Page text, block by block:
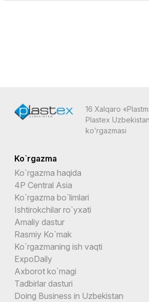
16 Xalqaro
Plastex
ko’rgazmasi
Ko`rgazma
Ko`rgazma haqida
4P Central Asia
Ko`rgazma bo`limlari
Ishtirokchilar ro`yxati
Amaliy dastur
Rasmiy Ko`mak
Ko`rgazmaning ish vaqti
ExpoDaily
Axborot ko`magi
Tadbirlar dasturi
Doing Business in Uzbekistan